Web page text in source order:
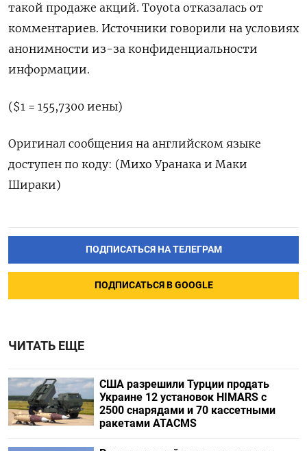
такой ​продаже акций. Toyota ⁠отказалась от
комментариев. Источники говорили на условиях
‌анонимности из-за конфиденциальности
информации.
($1 = 155,7300 ‌иены)
Оригинал сообщения на английском языке ​
доступен по коду: (Михо Уранака ‌и Маки
Шираки)
ПОДПИСАТЬСЯ НА ТЕЛЕГРАМ
ПОДПИСАТЬСЯ В GOOGLE
ЧИТАТЬ ЕЩЕ
США разрешили Турции продать
Украине 12 установок HIMARS с
2500 снарядами и 70 кассетными
ракетами ATACMS